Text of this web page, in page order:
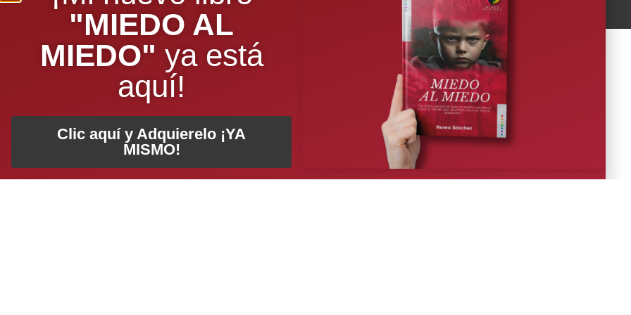
"MIEDO AL
MIEDO" ya está
aquí!
Clic aquí y Adquierelo ¡YA
MISMO!